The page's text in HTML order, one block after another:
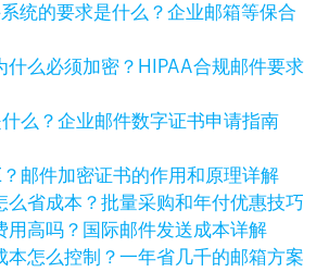
统的要求是什么？企业邮箱等保合
什么必须加密？HIPAA合规邮件要求
么？企业邮件数字证书申请指南
邮件加密证书的作用和原理详解
么省成本？批量采购和年付优惠技巧
用高吗？国际邮件发送成本详解
本怎么控制？一年省几千的邮箱方案